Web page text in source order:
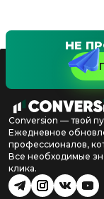
НЕ
Conversion — твой
Ежедневное
профессионалов,
Все необходимые
клика.